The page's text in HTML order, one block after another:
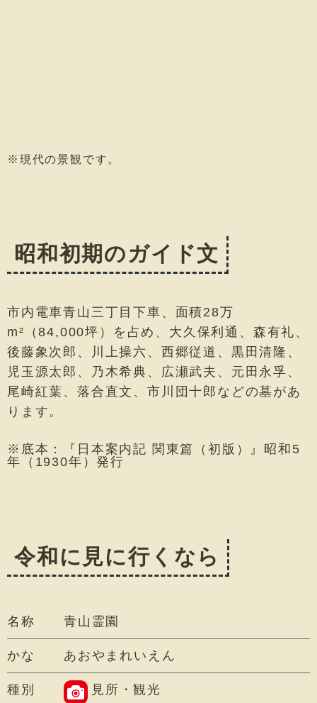
※現代の景観です。
昭和初期のガイド文
市内電車青山三丁目下車、面積28万
m²（84,000坪）を占め、大久保利通、森有礼、
後藤象次郎、川上操六、西郷従道、黒田清隆、
児玉源太郎、乃木希典、広瀬武夫、元田永孚、
尾崎紅葉、落合直文、市川団十郎などの墓があ
ります。
※底本：『日本案内記 関東篇（初版）』昭和5
年（1930年）発行
令和に見に行くなら
名称 青山霊園
かな あおやまれいえん
種別 見所・観光